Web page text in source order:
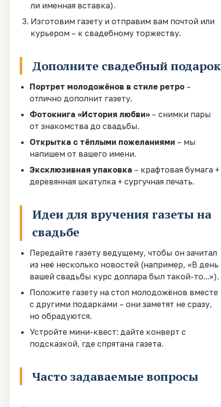
ли именная вставка).
Изготовим газету и отправим вам почтой или
курьером – к свадебному торжеству.
Дополните свадебный подарок
Портрет молодожёнов в стиле ретро –
отлично дополнит газету.
Фотокнига «История любви» – снимки пары
от знакомства до свадьбы.
Открытка с тёплыми пожеланиями – мы
напишем от вашего имени.
Эксклюзивная упаковка – крафтовая бумага +
деревянная шкатулка + сургучная печать.
Идеи для вручения газеты на
свадьбе
Передайте газету ведущему, чтобы он зачитал
из неё несколько новостей (например, «В день
вашей свадьбы курс доллара был такой-то...»).
Положите газету на стол молодожёнов вместе
с другими подарками – они заметят не сразу,
но обрадуются.
Устройте мини-квест: дайте конверт с
подсказкой, где спрятана газета.
Часто задаваемые вопросы